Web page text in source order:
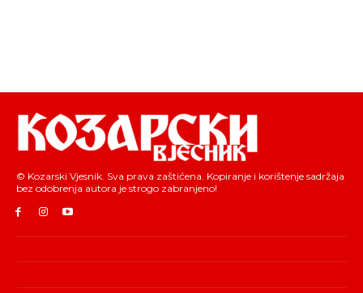
© Kozarski Vjesnik. Sva prava zaštićena. Kopiranje i korištenje sadržaja
bez odobrenja autora je strogo zabranjeno!